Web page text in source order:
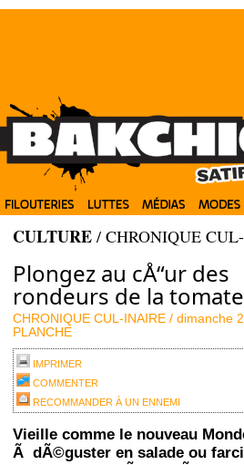
CULTURE / CHRONIQUE
Plongez au cÅ“ur des
rondeurs de la tomate
CHRONIQUE CUL-INAIRE / dimanche
PLANCHE
IMPRIMER
COMMENTER
RECOMMANDER À UN ENNEMI
Vieille comme le nouveau
Ã dÃ©guster en salade ou